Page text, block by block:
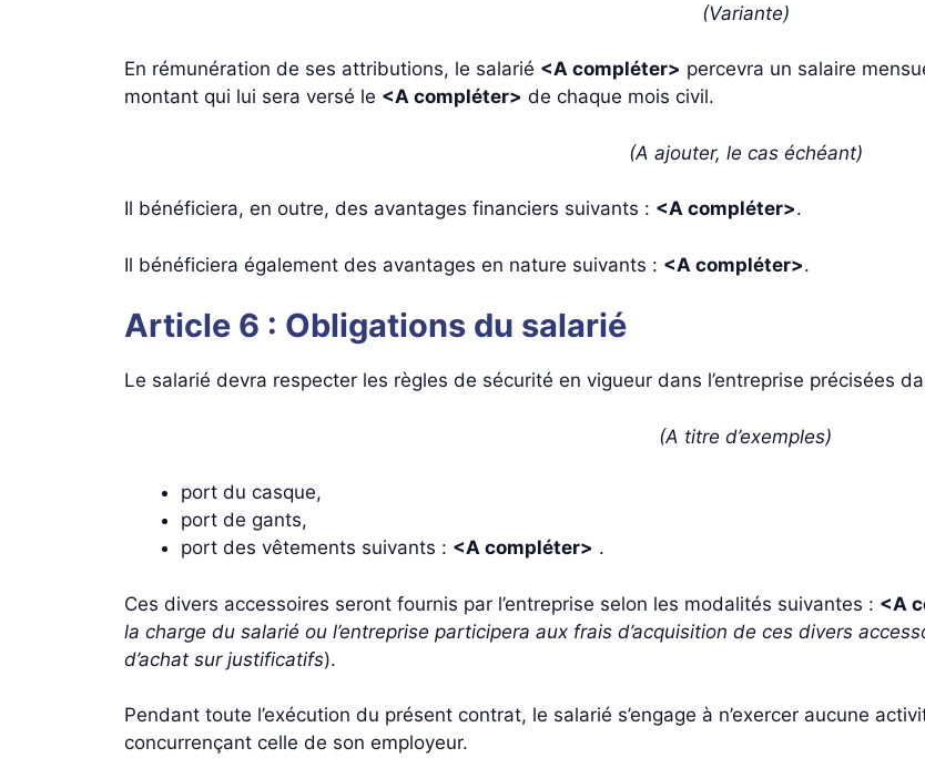
(Variante)
En rémunération de ses attributions, le salarié <A compléter> percevra un salaire
montant qui lui sera versé le <A compléter> de chaque mois civil.
(A ajouter, le cas échéant)
Il bénéficiera, en outre, des avantages financiers suivants : <A compléter>.
Il bénéficiera également des avantages en nature suivants : <A compléter>.
Article 6 : Obligations du salarié
Le salarié devra respecter les règles de sécurité en vigueur dans l’entreprise précisées
(A titre d’exemples)
port du casque,
port de gants,
port des vêtements suivants : <A compléter> .
Ces divers accessoires seront fournis par l’entreprise selon les modalités suivantes : <A
la charge du salarié ou l’entreprise participera aux frais d’acquisition de ces divers
d’achat sur justificatifs).
Pendant toute l’exécution du présent contrat, le salarié s’engage à n’exercer aucune
concurrençant celle de son employeur.